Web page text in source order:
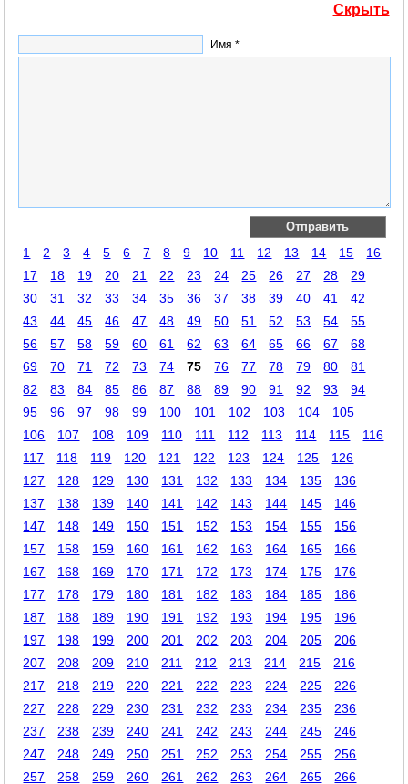
Скрыть
Имя *
1 2 3 4 5 6 7 8 9 10 11 12 13 14 15
16
17
18 19 20 21 22 23 24 25 26 27 28
29
30
31 32 33 34 35 36 37 38 39 40 41
42
43
44 45 46 47 48 49 50 51 52 53 54
55
56
57 58 59 60 61 62 63 64 65 66 67
68
69
70 71 72 73 74 75 76 77 78 79 80
81
82
83 84 85 86 87 88 89 90 91 92 93
94
95
96 97 98 99 100 101 102 103 104
105
106
107 108 109 110 111 112 113 114 115
116
117
118 119 120 121 122 123 124 125
126
127
128 129 130 131 132 133 134 135
136
137
138 139 140 141 142 143 144 145
146
147
148 149 150 151 152 153 154 155
156
157
158 159 160 161 162 163 164 165
166
167
168 169 170 171 172 173 174 175
176
177
178 179 180 181 182 183 184 185
186
187
188 189 190 191 192 193 194 195
196
197
198 199 200 201 202 203 204 205
206
207
208 209 210 211 212 213 214 215
216
217
218 219 220 221 222 223 224 225
226
227
228 229 230 231 232 233 234 235
236
237
238 239 240 241 242 243 244 245
246
247
248 249 250 251 252 253 254 255
256
257
258 259 260 261 262 263 264 265 266